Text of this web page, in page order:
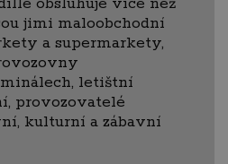
jimi maloobchodní
a supermarkety,
letištní
provozovatelé
kulturní a zábavní